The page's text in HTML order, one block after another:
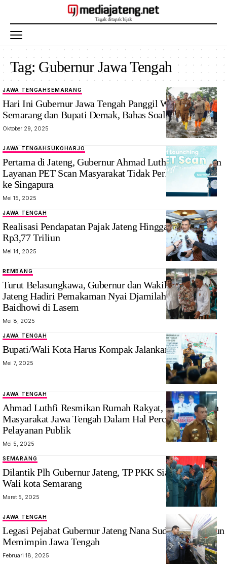
Tag: Gubernur Jawa Tengah
JAWA TENGAHSEMARANG
Hari Ini Gubernur Jawa Tengah Panggil Walikota
Semarang dan Bupati Demak, Bahas Soal Banjir
Oktober 29, 2025
JAWA TENGAHSUKOHARJO
Pertama di Jateng, Gubernur Ahmad Luthfi : Resmikan
Layanan PET Scan Masyarakat Tidak Perlu Jauh-jauh
ke Singapura
Mei 15, 2025
JAWA TENGAH
Realisasi Pendapatan Pajak Jateng Hingga April Capai
Rp3,77 Triliun
Mei 14, 2025
REMBANG
Turut Belasungkawa, Gubernur dan Wakil Gubernur
Jateng Hadiri Pemakaman Nyai Djamilah Hamid
Baidhowi di Lasem
Mei 8, 2025
JAWA TENGAH
Bupati/Wali Kota Harus Kompak Jalankan RPJMD
Mei 7, 2025
JAWA TENGAH
Ahmad Luthfi Resmikan Rumah Rakyat, Mendekatkan
Masyarakat Jawa Tengah Dalam Hal Percepatan
Pelayanan Publik
Mei 5, 2025
SEMARANG
Dilantik Plh Gubernur Jateng, TP PKK Siap Support
Wali kota Semarang
Maret 5, 2025
JAWA TENGAH
Legasi Pejabat Gubernur Jateng Nana Sudjana 1,5 Tahun
Memimpin Jawa Tengah
Februari 18, 2025